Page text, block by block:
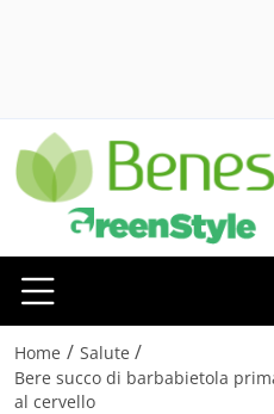
Home / Salute /
Bere succo di barbabietola
al cervello